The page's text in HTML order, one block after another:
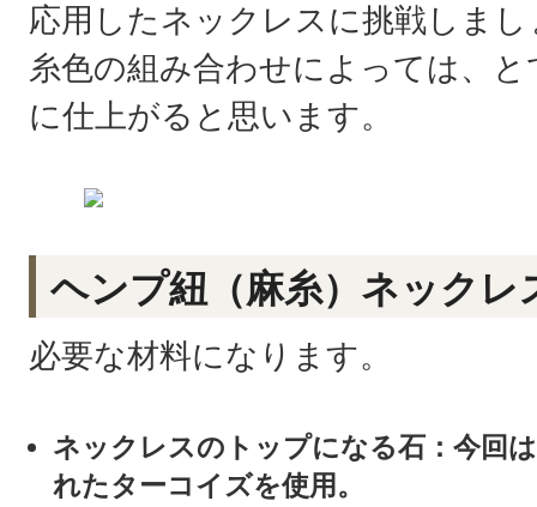
応用したネックレスに挑戦しまし
糸色の組み合わせによっては、
に仕上がると思います。
ヘンプ紐（麻糸）ネックレ
必要な材料になります。
ネックレスのトップになる石：今回
れたターコイズを使用。